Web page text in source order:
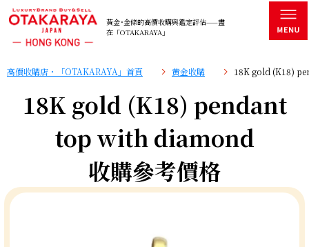
黃金･金條的高價收購與鑑定評估——盡
在「OTAKARAYA」
高價收購店・「OTAKARAYA」首頁 黄金收購 18K gold (K18)
18K gold (K18) pendant
top with diamond
收購參考價格